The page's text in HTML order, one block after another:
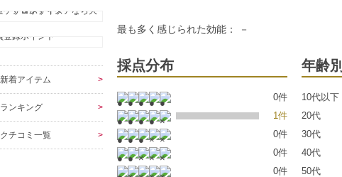
最も多く感じられた効能： －
採点分布
0件
1件
0件
0件
0件
年齢別
10代以下
20代
30代
40代
50代
新着アイテム
ランキング
クチコミ一覧